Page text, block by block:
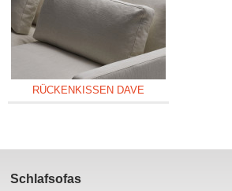
RÜCKENKISSEN DAVE
Schlafsofas